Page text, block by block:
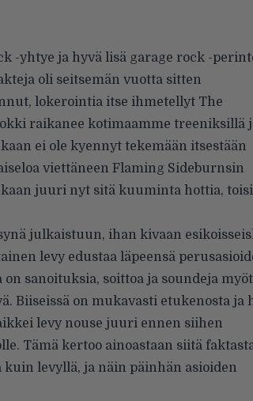
-yhtye ja hyvä lisä garage rock -
oli seitsemän vuotta sitten
lokerointia itse ihmetellyt The
raikanee kotimaamme treeniksillä
ei ole kyennyt tekemään itsestään
viettäneen Flaming Sideburnsin
juuri nyt sitä kuuminta hottia,
julkaistuun, ihan kivaan
levy edustaa läpeensä
on sanoituksia, soittoa ja soundeja
Biiseissä on mukavasti etukenosta ja
levy nouse juuri ennen siihen
Tämä kertoo ainoastaan siitä
levyllä, ja näin päinhän asioiden